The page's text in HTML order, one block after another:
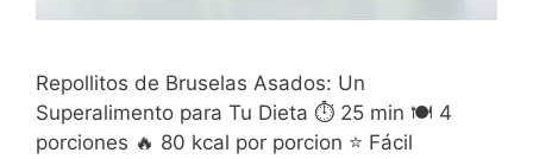
Repollitos de Bruselas Asados: Un
Superalimento para Tu Dieta ⏱️ 25 min 🍽️ 4
porciones 🔥 80 kcal por porcion ⭐ Fácil